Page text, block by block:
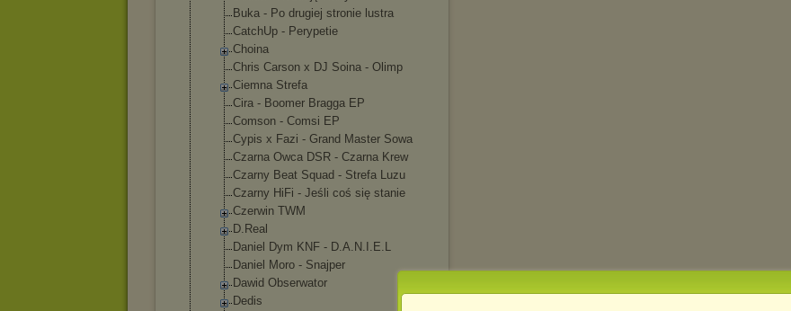
Buka - Po drugiej stronie lustra
CatchUp - Perypetie
Choina
Chris Carson x DJ Soina - Olimp
Ciemna Strefa
Cira - Boomer Bragga EP
Comson - Comsi EP
Cypis x Fazi - Grand Master Sowa
Czarna Owca DSR - Czarna Krew
Czarny Beat Squad - Strefa Luzu
Czarny HiFi - Jeśli coś się stanie
Czerwin TWM
D.Real
Daniel Dym KNF - D.A.N.I.E.L
Daniel Moro - Snajper
Dawid Obserwator
Dedis